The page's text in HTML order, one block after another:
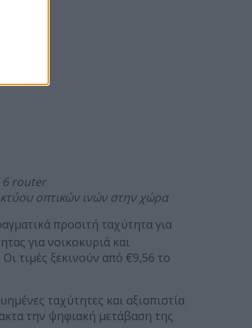
6 router
οπτικών ινών στην χώρα
προσιτή ταχύτητα για
για νοικοκυριά και
τιμές ξεκινούν από €9,56 το
ταχύτητες και αξιοπιστία
την ψηφιακή μετάβαση της